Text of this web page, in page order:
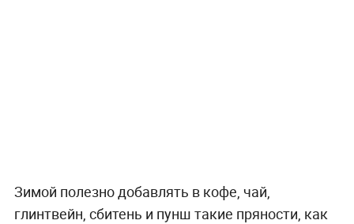
Зимой полезно добавлять в кофе, чай,
глинтвейн, сбитень и пунш такие пряности, как